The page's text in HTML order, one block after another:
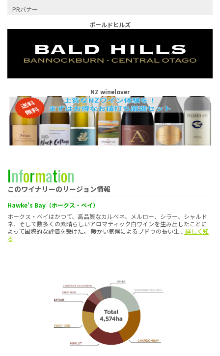
PRバナー
ボールドヒルズ
NZ winelover
Information
このワイナリーのリージョン情報
Hawke's Bay（ホークス・ベイ）
ホークス・ベイはかつて、高品質なカルベネ、メルロー、シラー、シャルド
ネ、そして数多くの素晴らしいアロマティック白ワインを生み出したことに
よって国際的な評価を受けた。 暖かい気候によるブドウの長い生... 詳しく知
る